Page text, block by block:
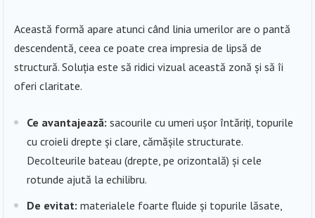
Această formă apare atunci când linia umerilor are o pantă
descendentă, ceea ce poate crea impresia de lipsă de
structură. Soluția este să ridici vizual această zonă și să îi
oferi claritate.
Ce avantajează: sacourile cu umeri ușor întăriți, topurile
cu croieli drepte și clare, cămășile structurate.
Decolteurile bateau (drepte, pe orizontală) și cele
rotunde ajută la echilibru.
De evitat: materialele foarte fluide și topurile lăsate,